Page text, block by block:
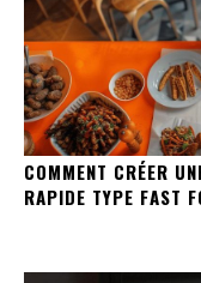
COMMENT CRÉER
RAPIDE TYPE FAST